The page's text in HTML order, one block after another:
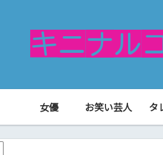
女優 お笑い芸人 タ